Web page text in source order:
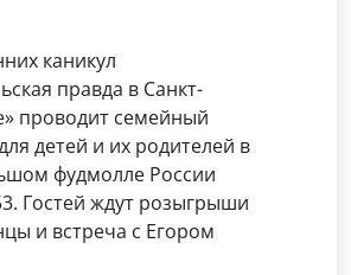
каникул
правда в Санкт-
проводит семейный
детей и их родителей в
фудмолле России
Гостей ждут розыгрыши
и встреча с Егором